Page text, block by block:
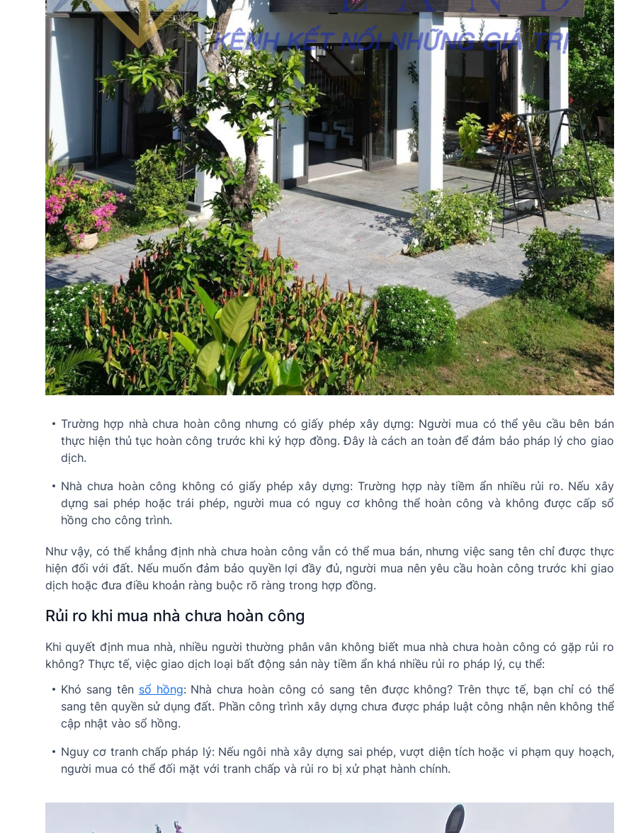
Trường hợp nhà chưa hoàn công nhưng có giấy phép xây dựng: Người mua có thể yêu cầu bên bán
thực hiện thủ tục hoàn công trước khi ký hợp đồng. Đây là cách an toàn để đảm bảo pháp lý cho giao
dịch.
Nhà chưa hoàn công không có giấy phép xây dựng: Trường hợp này tiềm ẩn nhiều rủi ro. Nếu xây
dựng sai phép hoặc trái phép, người mua có nguy cơ không thể hoàn công và không được cấp sổ
hồng cho công trình.
Như vậy, có thể khẳng định nhà chưa hoàn công vẫn có thể mua bán, nhưng việc sang tên chỉ được thực
hiện đối với đất. Nếu muốn đảm bảo quyền lợi đầy đủ, người mua nên yêu cầu hoàn công trước khi giao
dịch hoặc đưa điều khoản ràng buộc rõ ràng trong hợp đồng.
Rủi ro khi mua nhà chưa hoàn công
Khi quyết định mua nhà, nhiều người thường phân vân không biết mua nhà chưa hoàn công có gặp rủi ro
không? Thực tế, việc giao dịch loại bất động sản này tiềm ẩn khá nhiều rủi ro pháp lý, cụ thể:
Khó sang tên sổ hồng: Nhà chưa hoàn công có sang tên được không? Trên thực tế, bạn chỉ có thể
sang tên quyền sử dụng đất. Phần công trình xây dựng chưa được pháp luật công nhận nên không thể
cập nhật vào sổ hồng.
Nguy cơ tranh chấp pháp lý: Nếu ngôi nhà xây dựng sai phép, vượt diện tích hoặc vi phạm quy hoạch,
người mua có thể đối mặt với tranh chấp và rủi ro bị xử phạt hành chính.